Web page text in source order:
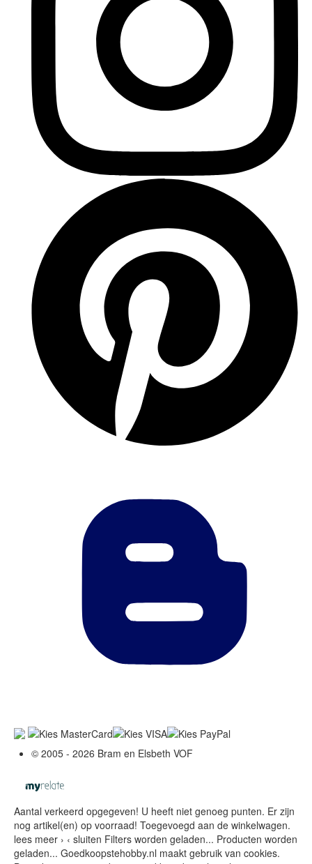
© 2005 - 2026 Bram en Elsbeth VOF
Aantal verkeerd opgegeven! U heeft niet genoeg punten. Er zijn
nog artikel(en) op voorraad! Toegevoegd aan de winkelwagen.
lees meer › ‹ sluiten Filters worden geladen... Producten worden
geladen... Goedkoopstehobby.nl maakt gebruik van cookies.